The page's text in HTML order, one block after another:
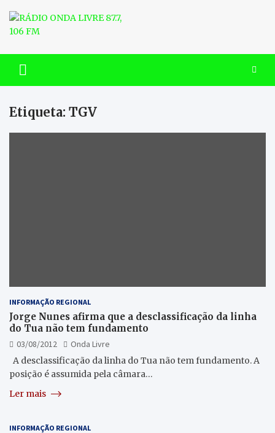
content
RÁDIO ONDA LIVRE 87.7, 106
FM
Etiqueta: TGV
INFORMAÇÃO REGIONAL
Jorge Nunes afirma que a desclassificação da linha
do Tua não tem fundamento
03/08/2012
Onda Livre
A desclassificação da linha do Tua não tem fundamento. A
posição é assumida pela câmara…
Ler mais
INFORMAÇÃO REGIONAL